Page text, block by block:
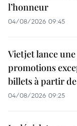
l’honneur
04/08/2026 09:45
Vietjet lance
promotions
billets à partir
04/08/2026 09:25